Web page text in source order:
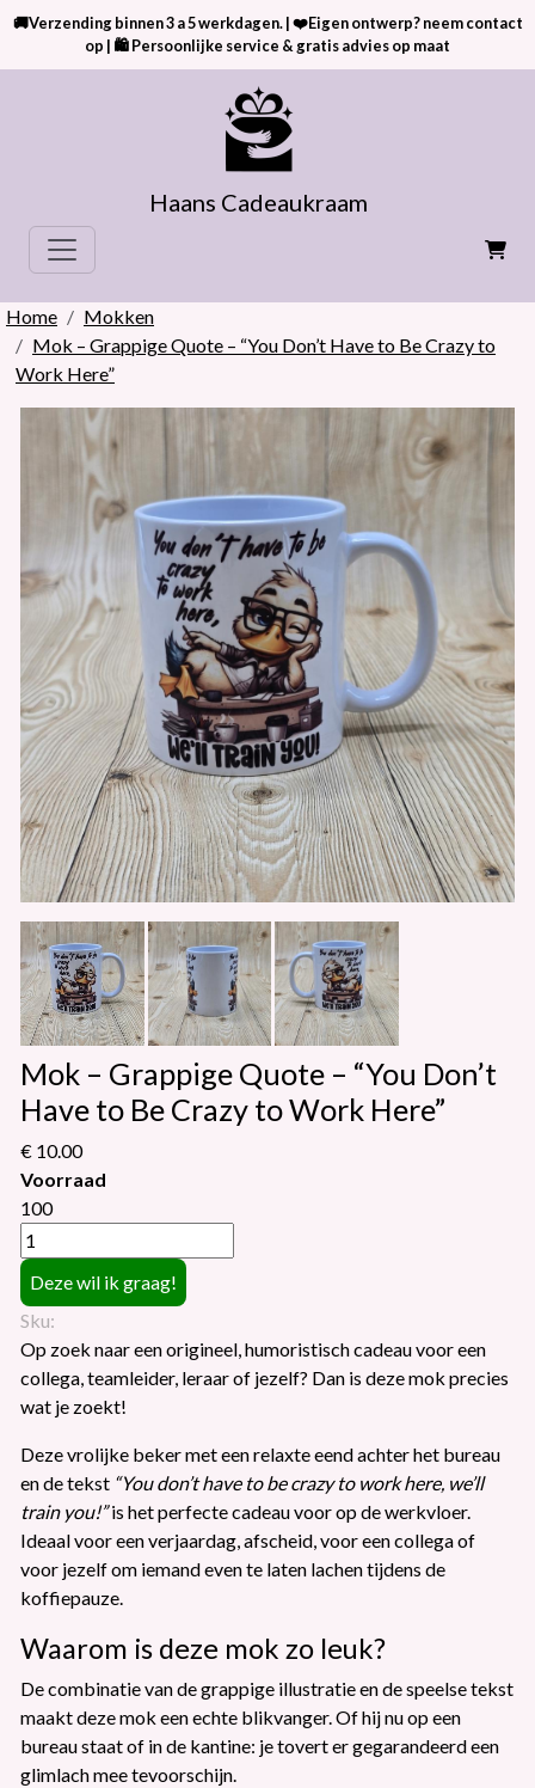
🚚Verzending binnen 3 a 5 werkdagen. | ❤️Eigen ontwerp? neem contact
op | 🛍 Persoonlijke service & gratis advies op maat
Haans Cadeaukraam
Home
Mokken
Mok – Grappige Quote – “You Don’t Have to Be Crazy to
Work Here”
Mok – Grappige Quote – “You Don’t
Have to Be Crazy to Work Here”
€ 10.00
Voorraad
100
Sku:
Op zoek naar een origineel, humoristisch cadeau voor een
collega, teamleider, leraar of jezelf? Dan is deze mok precies
wat je zoekt!
Deze vrolijke beker met een relaxte eend achter het bureau
en de tekst “You don’t have to be crazy to work here, we’ll
train you!”is het perfecte cadeau voor op de werkvloer.
Ideaal voor een verjaardag, afscheid, voor een collega of
voor jezelf om iemand even te laten lachen tijdens de
koffiepauze.
Waarom is deze mok zo leuk?
De combinatie van de grappige illustratie en de speelse tekst
maakt deze mok een echte blikvanger. Of hij nu op een
bureau staat of in de kantine: je tovert er gegarandeerd een
glimlach mee tevoorschijn.